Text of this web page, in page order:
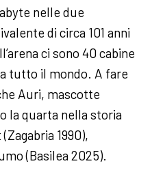
nelle due
di circa 101 anni
ci sono 40 cabine
tutto il mondo. A fare
Auri, mascotte
la quarta nella storia
1990),
(Basilea 2025).